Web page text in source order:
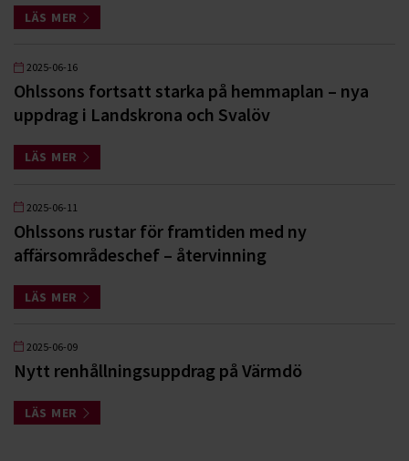
LÄS MER
2025-06-16
Ohlssons fortsatt starka på hemmaplan – nya
uppdrag i Landskrona och Svalöv
LÄS MER
2025-06-11
Ohlssons rustar för framtiden med ny
affärsområdeschef – återvinning
LÄS MER
2025-06-09
Nytt renhållningsuppdrag på Värmdö
LÄS MER